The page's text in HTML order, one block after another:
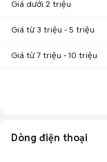
Giá dưới 2 triệu
Giá từ 3 triệu - 5 triệu
Giá từ 7 triệu - 10 triệu
Dòng điện thoại